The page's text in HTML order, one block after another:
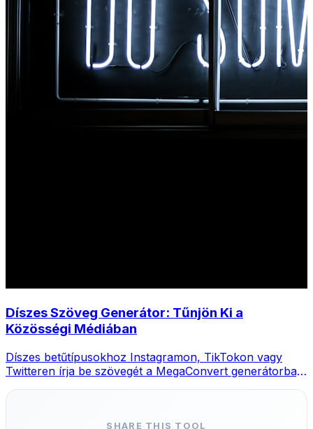
Díszes Szöveg Generátor: Tűnjön Ki a
Közösségi Médiában
Díszes betűtípusokhoz Instagramon, TikTokon vagy
Twitteren írja be szövegét a MegaConvert generátorba,
SHARE THIS TOOL